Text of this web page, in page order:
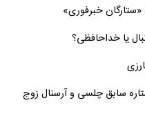
خبرفوری»
یا خداحافظی؟
سابق چلسی و آرسنال زوج